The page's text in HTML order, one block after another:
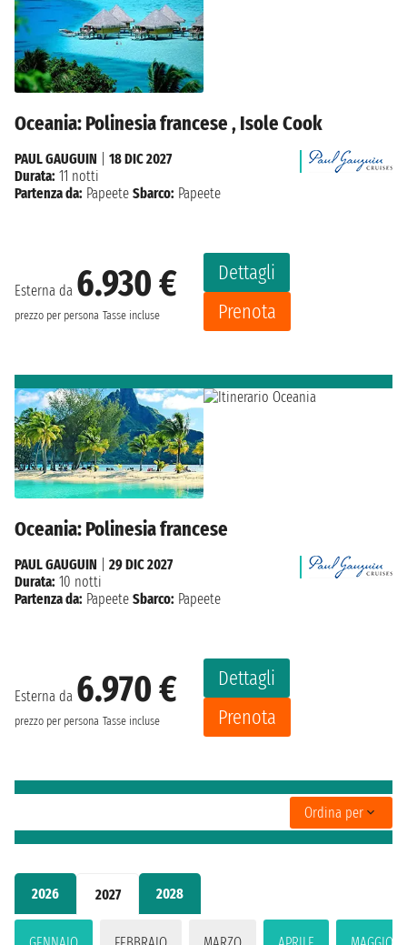
2026 2027 2028
Oceania: Polinesia francese , Isole Cook
Esterna da 6.930 €
prezzo per persona Tasse incluse
Dettagli
Prenota
PAUL GAUGUIN
18 DIC 2027
Durata: 11 notti
Partenza da: Papeete Sbarco: Papeete
Oceania: Polinesia francese
Esterna da 6.970 €
prezzo per persona Tasse incluse
Dettagli
Prenota
PAUL GAUGUIN
29 DIC 2027
Durata: 10 notti
Partenza da: Papeete Sbarco: Papeete
Ordina per